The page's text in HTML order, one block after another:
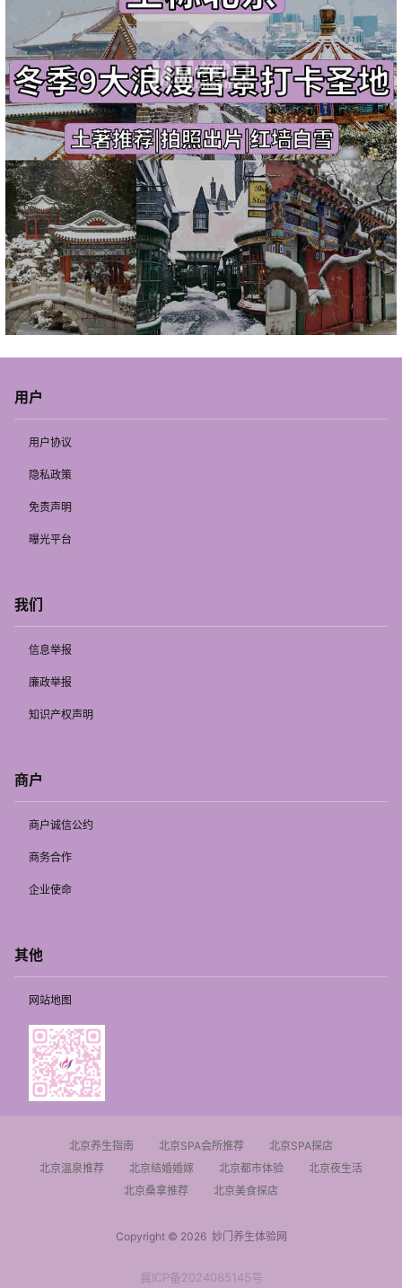
用户
用户协议
隐私政策
免责声明
曝光平台
我们
信息举报
廉政举报
知识产权声明
商户
商户诚信公约
商务合作
企业使命
其他
网站地图
北京养生指南 北京SPA会所推荐
北京SPA探店
北京温泉推荐
北京结婚婚嫁 北京都市体验
北京夜生活
北京桑拿推荐
北京美食探店
Copyright © 2026妙门养生体验网
冀ICP备2024085145号